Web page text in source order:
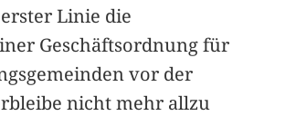
Linie die
Geschäftsordnung für
vor der
nicht mehr allzu